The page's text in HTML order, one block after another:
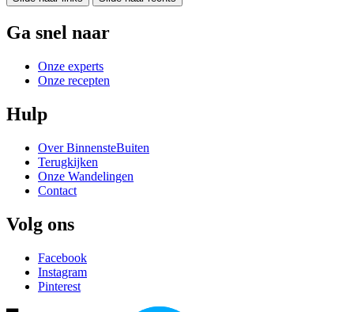
Ga snel naar
Onze experts
Onze recepten
Hulp
Over BinnensteBuiten
Terugkijken
Onze Wandelingen
Contact
Volg ons
Facebook
Instagram
Pinterest